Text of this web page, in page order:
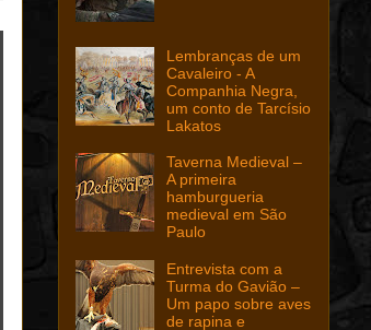
Lembranças de um
Cavaleiro - A
Companhia Negra,
um conto de Tarcísio
Lakatos
Taverna Medieval –
A primeira
hamburgueria
medieval em São
Paulo
Entrevista com a
Turma do Gavião –
Um papo sobre aves
de rapina e